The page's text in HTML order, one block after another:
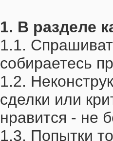
1. В разделе
1.1.
собираетесь
1.2.
сделки или
нравится - не
1.3. Попытки